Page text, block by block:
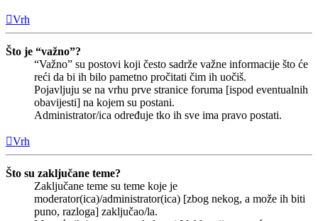
Vrh
Što je “važno”?
“Važno” su postovi koji često sadrže važne informacije što će
reći da bi ih bilo pametno pročitati čim ih uočiš.
Pojavljuju se na vrhu prve stranice foruma [ispod eventualnih
obavijesti] na kojem su postani.
Administrator/ica određuje tko ih sve ima pravo postati.
Vrh
Što su zaključane teme?
Zaključane teme su teme koje je
moderator(ica)/administrator(ica) [zbog nekog, a može ih biti
puno, razloga] zaključao/la.